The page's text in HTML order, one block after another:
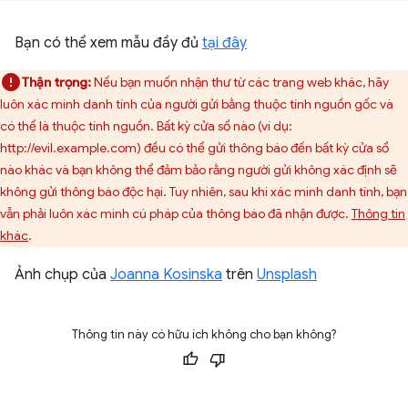
Bạn có thể xem mẫu đầy đủ tại đây
Thận trọng:Nếu bạn muốn nhận thư từ các trang web khác, hãy
luôn xác minh danh tính của người gửi bằng thuộc tính nguồn gốc và
có thể là thuộc tính nguồn. Bất kỳ cửa sổ nào (ví dụ:
http://evil.example.com) đều có thể gửi thông báo đến bất kỳ cửa sổ
nào khác và bạn không thể đảm bảo rằng người gửi không xác định sẽ
không gửi thông báo độc hại. Tuy nhiên, sau khi xác minh danh tính, bạn
vẫn phải luôn xác minh cú pháp của thông báo đã nhận được. Thông tin
khác.
Ảnh chụp của Joanna Kosinska trên Unsplash
Thông tin này có hữu ích không cho bạn không?